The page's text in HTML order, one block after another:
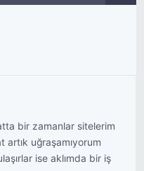
bir zamanlar sitelerim
uğraşamıyorum
ise aklımda bir iş